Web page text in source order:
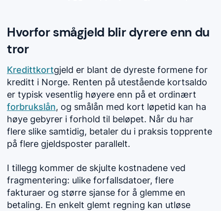
Hvorfor smågjeld blir dyrere enn du
tror
Kredittkortgjeld er blant de dyreste formene for
kreditt i Norge. Renten på utestående kortsaldo
er typisk vesentlig høyere enn på et ordinært
forbrukslån, og smålån med kort løpetid kan ha
høye gebyrer i forhold til beløpet. Når du har
flere slike samtidig, betaler du i praksis topprente
på flere gjeldsposter parallelt.
I tillegg kommer de skjulte kostnadene ved
fragmentering: ulike forfallsdatoer, flere
fakturaer og større sjanse for å glemme en
betaling. En enkelt glemt regning kan utløse